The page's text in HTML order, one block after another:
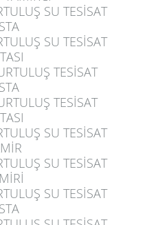
SU TESİSAT
SU TESİSAT
TESİSAT
TESİSAT
SU TESİSAT
SU TESİSAT
SU TESİSAT